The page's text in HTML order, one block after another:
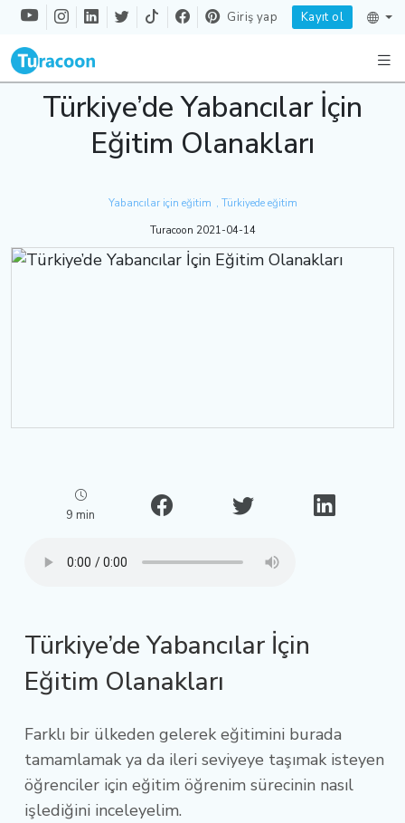
Giriş yap Kayıt ol
Türkiye’de Yabancılar İçin
Eğitim Olanakları
Yabancılar için eğitim , Türkiyede eğitim
Turacoon 2021-04-14
9 min
Türkiye’de Yabancılar İçin
Eğitim Olanakları
Farklı bir ülkeden gelerek eğitimini burada
tamamlamak ya da ileri seviyeye taşımak isteyen
öğrenciler için eğitim öğrenim sürecinin nasıl
işlediğini inceleyelim.